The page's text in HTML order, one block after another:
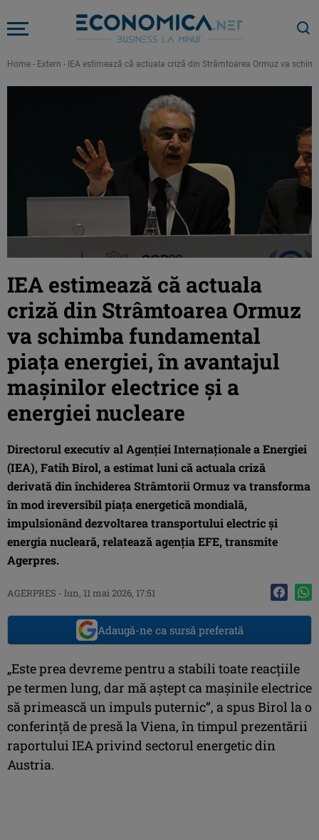
Home - Extern - IEA estimează că actuala criză din Strâmtoarea Ormuz va
IEA estimează că actuala
criză din Strâmtoarea Ormuz
va schimba fundamental
piața energiei, în avantajul
mașinilor electrice și a
energiei nucleare
Directorul executiv al Agenţiei Internaţionale a Energiei
(IEA), Fatih Birol, a estimat luni că actuala criză
derivată din închiderea Strâmtorii Ormuz va transforma
în mod ireversibil piaţa energetică mondială,
impulsionând dezvoltarea transportului electric şi
energia nucleară, relatează agenţia EFE, transmite
Agerpres.
AGERPRES - lun, 11 mai 2026, 17:51
Adaugă-ne ca sursă preferată
„Este prea devreme pentru a stabili toate reacţiile
pe termen lung, dar mă aştept ca maşinile electrice
să primească un impuls puternic”, a spus Birol la o
conferinţă de presă la Viena, în timpul prezentării
raportului IEA privind sectorul energetic din
Austria.